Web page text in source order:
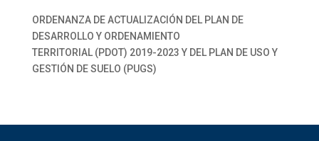
ORDENANZA DE ACTUALIZACIÓN DEL PLAN DE
DESARROLLO Y ORDENAMIENTO
TERRITORIAL (PDOT) 2019-2023 Y DEL PLAN DE USO Y
GESTIÓN DE SUELO (PUGS)